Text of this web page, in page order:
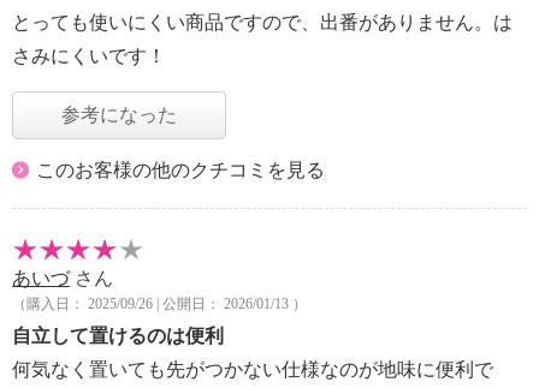
とっても使いにくい商品ですので、出番がありません。は
さみにくいです！
参考になった
このお客様の他のクチコミを見る
あいづさん
（購入日： 2025/09/26 | 公開日： 2026/01/13 ）
自立して置けるのは便利
何気なく置いても先がつかない仕様なのが地味に便利で